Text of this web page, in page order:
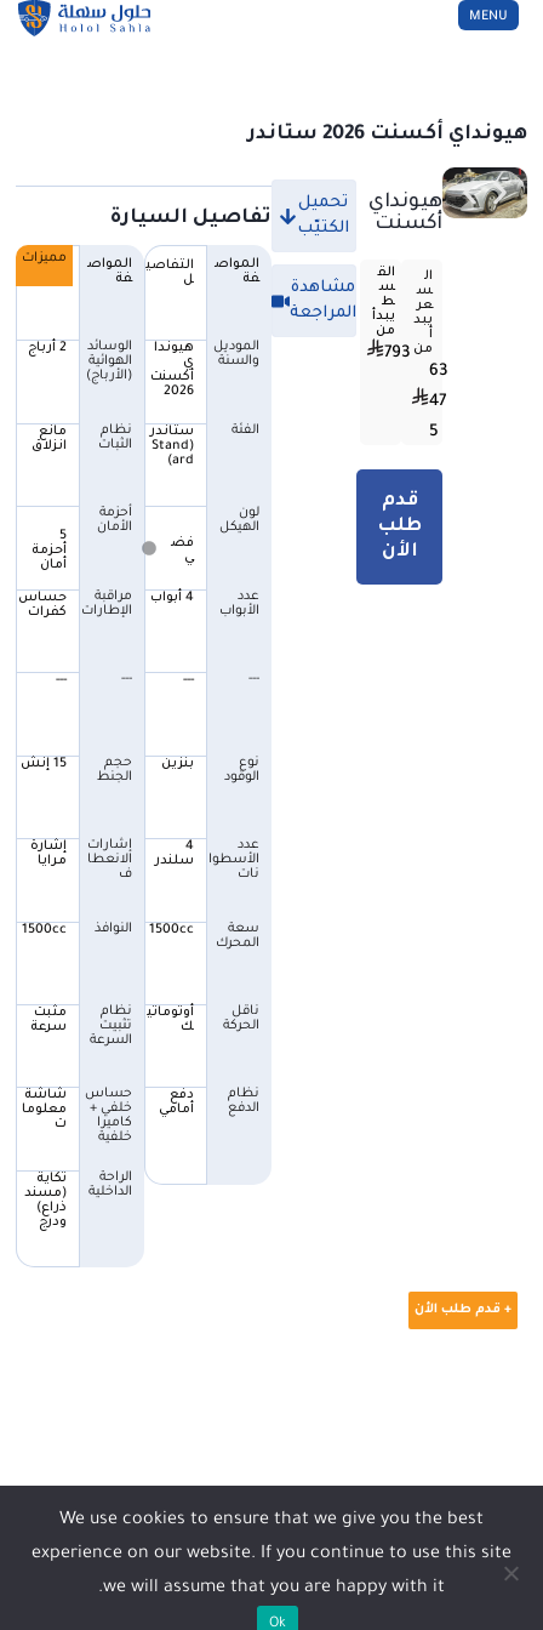
MENU
هيونداي أكسنت 2026 ستاندر
هيونداي
أكسنت
ال
س
عر
يبد
أ
من
63
47
5
الق
س
ط
يبدأ
من
793
قدم
طلب
الأن
تحميل
الكتيّب
مشاهدة
المراجعة
تفاصيل السيارة
المواص
فة
الموديل
والسنة
الفئة
لون
الهيكل
عدد
الأبواب
---
نوع
الوقود
عدد
الأسطوا
نات
سعة
المحرك
ناقل
الحركة
نظام
الدفع
التفاصي
ل
هيوندا
ي
أكسنت
2026
ستاندر
(Stand
ard)
فض
ي
4 أبواب
---
بنزين
4
سلندر
1500cc
أوتوماتي
ك
دفع
أمامي
المواص
فة
الوسائد
الهوائية
(الأرباج)
نظام
الثبات
أحزمة
الأمان
مراقبة
الإطارات
---
حجم
الجنط
إشارات
الانعطا
ف
النوافذ
نظام
تثبيت
السرعة
حساس
خلفي +
كاميرا
خلفية
الراحة
الداخلية
التفاصي
2 أرباج
مانع
انزلاق
5
أحزمة
أمان
حساس
كفرات
---
15 إنش
إشارة
مرايا
1500cc
مثبت
سرعة
شاشة
معلوما
ت
تكاية
(مسند
ذراع)
ودرج
مميزات
+ قدم طلب الأن
قدم طلب الأن
نزل أبلكيشن حلول سهلة
(قريباً)
We use cookies to ensure that we give you the best
experience on our website. If you continue to use this site
we will assume that you are happy with it.
Ok